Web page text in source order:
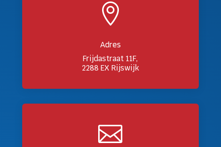

Adres
Frijdastraat 11F,
2288 EX Rijswijk
